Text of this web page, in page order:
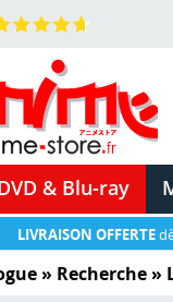
& Blu-ray
LIVRAISON OFFERTE
» Recherche »